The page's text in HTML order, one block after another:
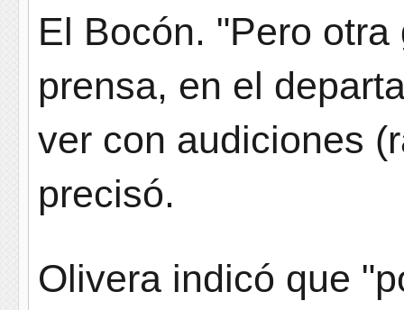
El Bocón. "Pero
prensa, en el
ver con audiciones
precisó.
Olivera indicó que